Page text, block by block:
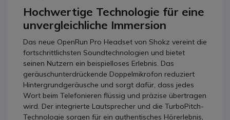
Hochwertige Technologie für eine
unvergleichliche Immersion
Das neue OpenRun Pro Headset von Shokz vereint die
fortschrittlichsten Soundtechnologien und bietet
seinen Nutzern ein beispielloses Erlebnis. Das
geräuschunterdrückende Doppelmikrofon reduziert
Hintergrundgeräusche und sorgt dafür, dass jedes
Wort beim Telefonieren flüssig und präzise übertragen
wird. Der integrierte Lautsprecher und die TurboPitch-
Technologie sorgen für ein authentisches Hörerlebnis,